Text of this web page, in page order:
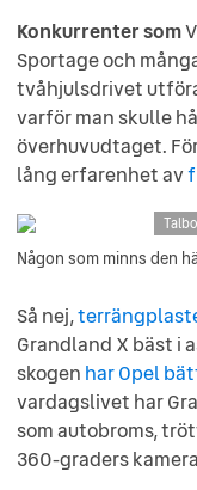
Konkurrenter som
Sportage och
tvåhjulsdrivet
varför man skulle
överhuvudtaget.
lång erfarenhet av
Någon som minns den
Så nej,
Grandland X bäst i
skogen har Opel
vardagslivet har
som autobroms,
360-graders